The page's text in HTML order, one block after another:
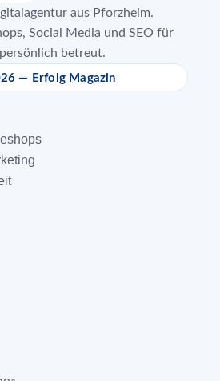
aus Pforzheim.
Social Media und SEO für
betreut.
— Erfolg Magazin